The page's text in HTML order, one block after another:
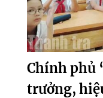
Chính phủ
trưởng,